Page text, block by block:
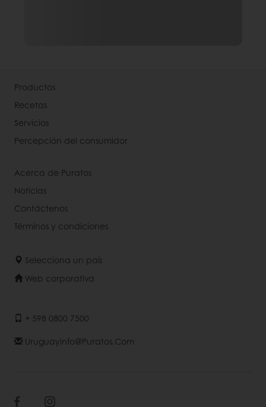
Productos
Recetas
Servicios
Percepción del consumidor
Acerca de Puratos
Noticias
Contáctenos
Términos y condiciones
Selecciona un país
Web corporativa
+ 598 0800 7500
Uruguayinfo@puratos.com